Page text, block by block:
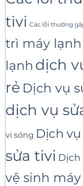
tivi Các lỗi thường
trì máy lạnh
lạnh dịch
rẻ Dịch vụ
dịch vụ
vi sóng Dịch
sửa tivi Dịch
vệ sinh